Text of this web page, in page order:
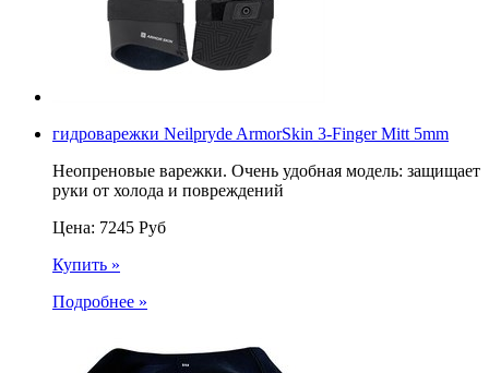
гидроварежки Neilpryde ArmorSkin 3-Finger Mitt 5mm
Неопреновые варежки. Очень удобная модель: защищает
руки от холода и повреждений
Цена: 7245 Руб
Купить »
Подробнее »